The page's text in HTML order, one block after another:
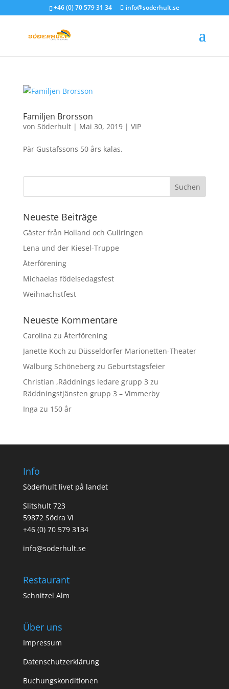
+46 (0) 70 579 31 34 info@soderhult.se
Familjen Brorsson
von Söderhult| Mai 30, 2019| VIP
Pär Gustafssons 50 års kalas.
Neueste Beiträge
Gäster från Holland och Gullringen
Lena und der Kiesel-Truppe
Återförening
Michaelas födelsedagsfest
Weihnachstfest
Neueste Kommentare
Carolina zu Återförening
Janette Koch zu Düsseldorfer Marionetten-Theater
Walburg Schönebergzu Geburtstagsfeier
Christian ,Räddnings ledare grupp 3 zu
Räddningstjänsten grupp 3 – Vimmerby
Inga zu 150 år
Info
Söderhult livet på landet
Slitshult 723
59872 Södra Vi
+46 (0) 70 579 3134
info@soderhult.se
Restaurant
Schnitzel Alm
Über uns
Impressum
Datenschutzerklärung
Buchungskonditionen